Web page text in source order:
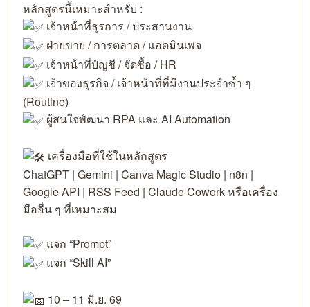
หลักสูตรนี้เหมาะสำหรับ :
เจ้าหน้าที่ธุรการ / ประสานงาน
ฝ่ายขาย / การตลาด / แอดมินเพจ
เจ้าหน้าที่บัญชี / จัดซื้อ / HR
เจ้าของธุรกิจ / เจ้าหน้าที่ที่มีงานประจำซ้ำ ๆ
(Routine)
ผู้สนใจพัฒนา RPA และ AI Automation
เครื่องมือที่ใช้ในหลักสูตร
ChatGPT | Gemini | Canva Magic Studio | n8n |
Google API | RSS Feed | Claude Cowork หรือเครื่อง
มืออื่น ๆ ที่เหมาะสม
แจก “Prompt”
แจก “Skill AI”
10 – 11 มิ.ย. 69